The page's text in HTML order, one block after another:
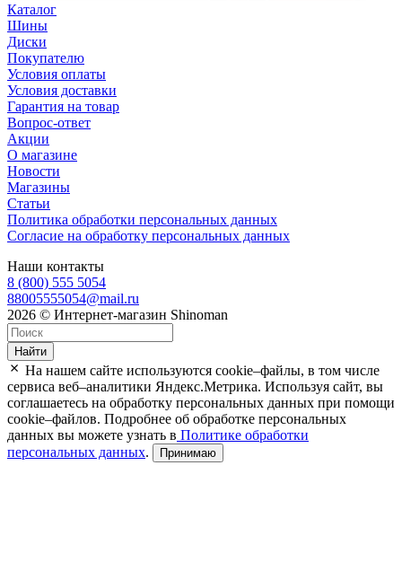
Каталог
Шины
Диски
Покупателю
Условия оплаты
Условия доставки
Гарантия на товар
Вопрос-ответ
Акции
О магазине
Новости
Магазины
Статьи
Политика обработки персональных данных
Согласие на обработку персональных данных
Наши контакты
8 (800) 555 5054
88005555054@mail.ru
2026 © Интернет-магазин Shinoman
Найти
На нашем сайте используются cookie–файлы, в том числе
сервиса веб–аналитики Яндекс.Метрика. Используя сайт, вы
соглашаетесь на обработку персональных данных при помощи
cookie–файлов. Подробнее об обработке персональных
данных вы можете узнать в Политике обработки
персональных данных. Принимаю